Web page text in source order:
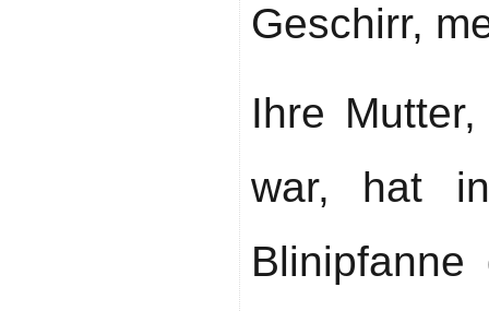
Geschirr,
Ihre
war, hat
Blinipfanne